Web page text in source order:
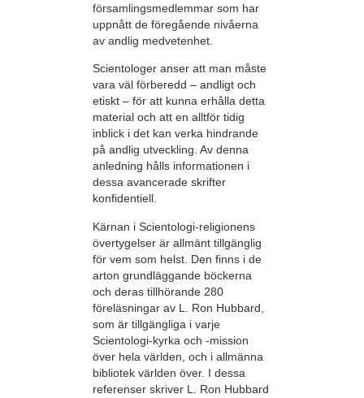
församlingsmedlemmar som har
uppnått de föregående nivåerna
av andlig medvetenhet.
Scientologer anser att man måste
vara väl förberedd – andligt och
etiskt – för att kunna erhålla detta
material och att en alltför tidig
inblick i det kan verka hindrande
på andlig utveckling. Av denna
anledning hålls informationen i
dessa avancerade skrifter
konfidentiell.
Kärnan i Scientologi-religionens
övertygelser är allmänt tillgänglig
för vem som helst. Den finns i de
arton grundläggande böckerna
och deras tillhörande 280
föreläsningar av L. Ron Hubbard,
som är tillgängliga i varje
Scientologi-kyrka och -mission
över hela världen, och i allmänna
bibliotek världen över. I dessa
referenser skriver L. Ron Hubbard